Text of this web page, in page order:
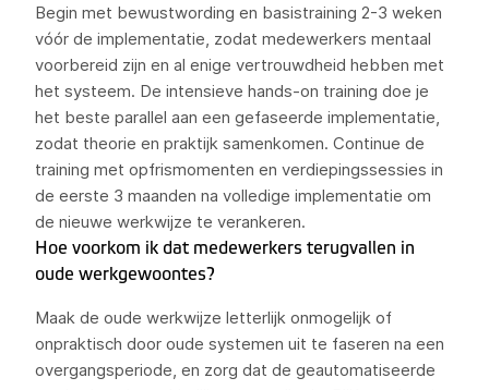
Begin met bewustwording en basistraining 2-3 weken
vóór de implementatie, zodat medewerkers mentaal
voorbereid zijn en al enige vertrouwdheid hebben met
het systeem. De intensieve hands-on training doe je
het beste parallel aan een gefaseerde implementatie,
zodat theorie en praktijk samenkomen. Continue de
training met opfrismomenten en verdiepingssessies in
de eerste 3 maanden na volledige implementatie om
de nieuwe werkwijze te verankeren.
Hoe voorkom ik dat medewerkers terugvallen in
oude werkgewoontes?
Maak de oude werkwijze letterlijk onmogelijk of
onpraktisch door oude systemen uit te faseren na een
overgangsperiode, en zorg dat de geautomatiseerde